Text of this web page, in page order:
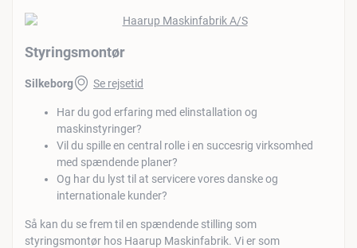
Styringsmontør
Silkeborg Se rejsetid
Har du god erfaring med elinstallation og
maskinstyringer?
Vil du spille en central rolle i en succesrig virksomhed
med spændende planer?
Og har du lyst til at servicere vores danske og
internationale kunder?
Så kan du se frem til en spændende stilling som
styringsmontør hos Haarup Maskinfabrik. Vi er som